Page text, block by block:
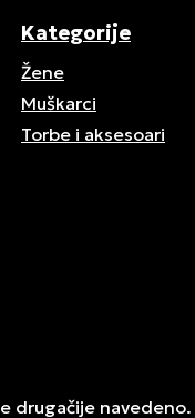
Kategorije
Žene
Muškarci
Torbe i aksesoari
drugačije navedeno.